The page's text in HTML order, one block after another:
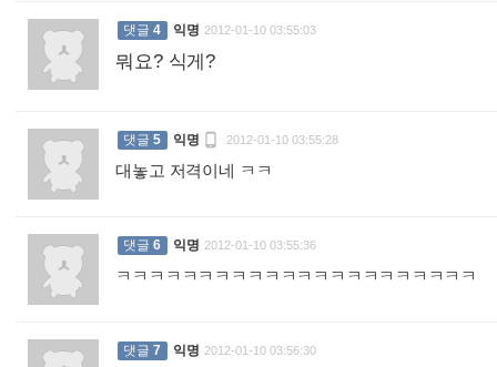
댓글 4 익명 2012-01-10 03:55:03
뭐요? 식게?
댓글 5 익명  2012-01-10 03:55:28
대놓고 저격이네 ㅋㅋ
댓글 6 익명 2012-01-10 03:55:36
ㅋㅋㅋㅋㅋㅋㅋㅋㅋㅋㅋㅋㅋㅋㅋㅋㅋㅋㅋㅋㅋㅋ
댓글 7 익명 2012-01-10 03:56:30